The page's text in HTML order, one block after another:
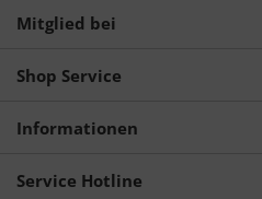
Mitglied bei
Shop Service
Informationen
Service Hotline